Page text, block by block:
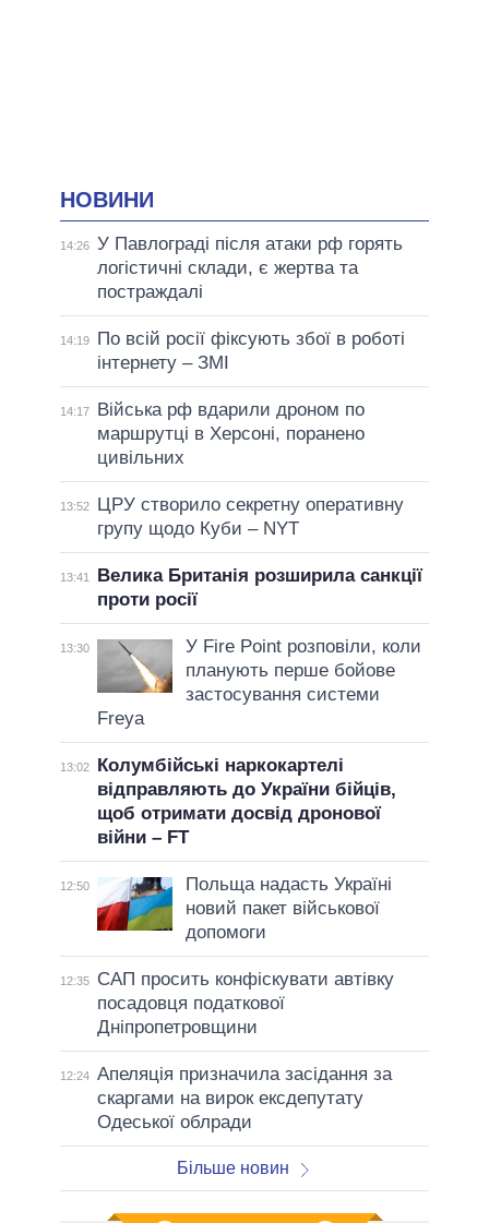
НОВИНИ
14:26 У Павлограді після атаки рф горять
логістичні склади, є жертва та
постраждалі
14:19
По всій росії фіксують збої в роботі
інтернету – ЗМІ
14:17
Війська рф вдарили дроном по
маршрутці в Херсоні, поранено
цивільних
13:52
ЦРУ створило секретну оперативну
групу щодо Куби – NYT
13:41
Велика Британія розширила санкції
проти росії
13:30
У Fire Point розповіли, коли
планують перше бойове
застосування системи
Freya
13:02
Колумбійські наркокартелі
відправляють до України бійців,
щоб отримати досвід дронової
війни – FT
12:50
Польща надасть Україні
новий пакет військової
допомоги
12:35
САП просить конфіскувати автівку
посадовця податкової
Дніпропетровщини
12:24 Апеляція призначила засідання за
скаргами на вирок ексдепутату
Одеської облради
Більше новин